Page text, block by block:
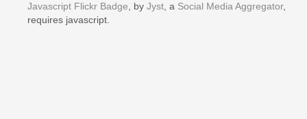
Javascript Flickr Badge , by Jyst , a Social Media Aggregator,
requires javascript.